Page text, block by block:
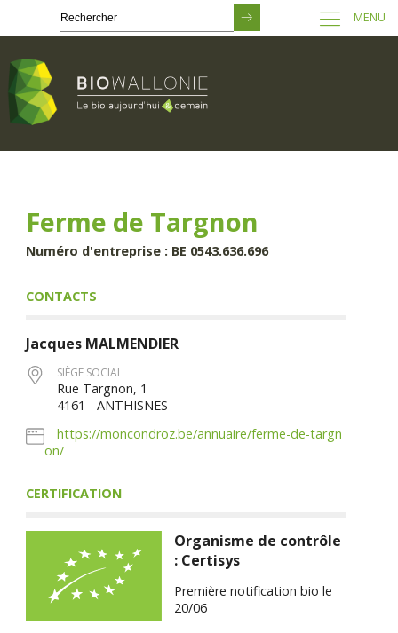
principal
MENU
Ferme de Targnon
Numéro d'entreprise : BE 0543.636.696
CONTACTS
Jacques MALMENDIER
SIÈGE SOCIAL
Rue Targnon, 1
4161 - ANTHISNES
https://moncondroz.be/annuaire/ferme-de-targn
on/
CERTIFICATION
Organisme de contrôle
: Certisys
Première notification bio le
20/06